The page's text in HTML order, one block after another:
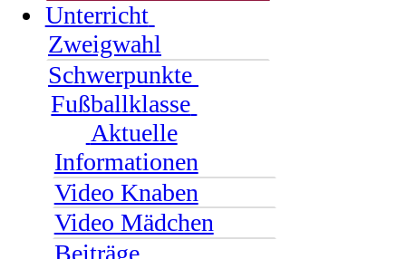
Unterricht
Zweigwahl
Schwerpunkte
Fußballklasse
Aktuelle
Informationen
Video Knaben
Video Mädchen
Beiträge